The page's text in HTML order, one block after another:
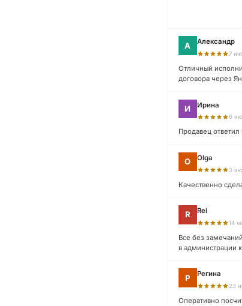
А Александр
7
Отличный
договора через
И Ирина
6
Продавец
O Olga
3
Качественно
R Rei
14
Все без
в администрации
Р Регина
23
Оперативно